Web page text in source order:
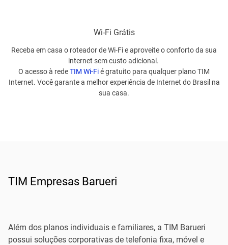
Wi-Fi Grátis
Receba em casa o roteador de Wi-Fi e aproveite o conforto da sua
internet sem custo adicional.
O acesso à redeTIM Wi-Fié gratuito para qualquer plano TIM
Internet. Você garante a melhor experiência de Internet do Brasil na
sua casa.
TIM Empresas Barueri
Além dos planos individuais e familiares, a TIM Barueri
possui soluções corporativas de telefonia fixa, móvel e